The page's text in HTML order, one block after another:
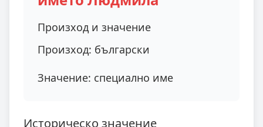
Произход и значение
Произход: български
Значение: специално име
Историческо значение